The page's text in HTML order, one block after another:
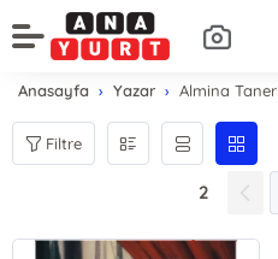
Anasayfa Yazar Almina Taner
Filtre
2